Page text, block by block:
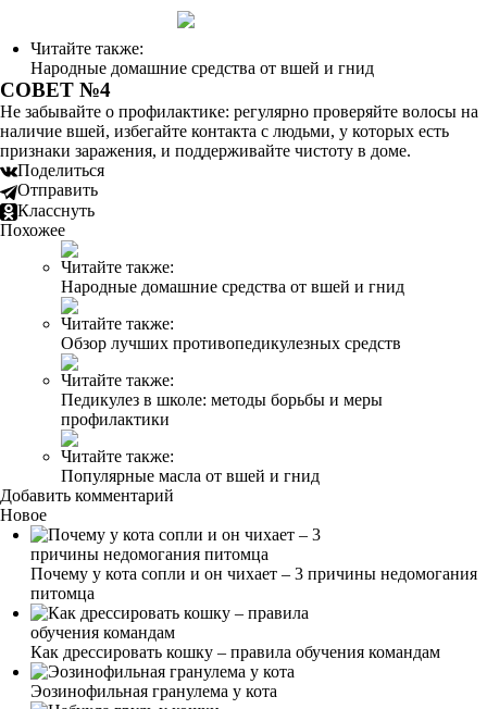
Читайте также:
Народные домашние средства от вшей и гнид
СОВЕТ №4
Не забывайте о профилактике: регулярно проверяйте волосы на
наличие вшей, избегайте контакта с людьми, у которых есть
признаки заражения, и поддерживайте чистоту в доме.
Поделиться
Отправить
Класснуть
Похожее
Читайте также:
Народные домашние средства от вшей и гнид
Читайте также:
Обзор лучших противопедикулезных средств
Читайте также:
Педикулез в школе: методы борьбы и меры
профилактики
Читайте также:
Популярные масла от вшей и гнид
Добавить комментарий
Новое
Почему у кота сопли и он чихает – 3 причины недомогания
питомца
Как дрессировать кошку – правила обучения командам
Эозинофильная гранулема у кота